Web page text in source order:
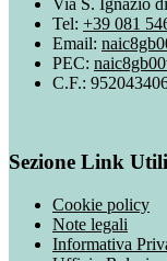
Tel: +39 081
Email:
PEC:
C.F.:
Sezione Link Utili
Cookie policy
Note legali
Informativa